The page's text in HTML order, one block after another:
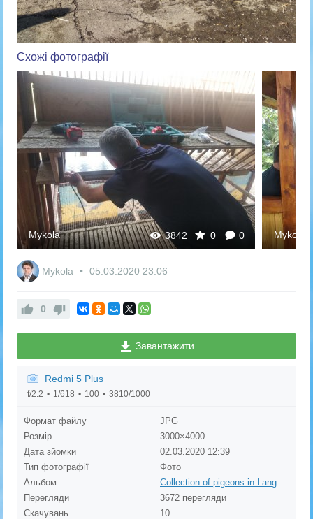
Схожі фотографії
3842 0 0
Mykola Mykola
Mykola 05.03.2020 23:06
0
Завантажити
Redmi 5 Plus
f/2.2 1/618 100 3810/1000
Формат файлу
JPG
Розмір
3000×4000
Дата зйомки
02.03.2020 12:39
Тип фотографії
Фото
Альбом
Перегляди
3672 перегляди
Скачувань
10